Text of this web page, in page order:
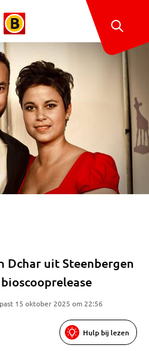
Dchar uit Steenbergen
15 oktober 2025 om 22:56
Hulp bij lezen